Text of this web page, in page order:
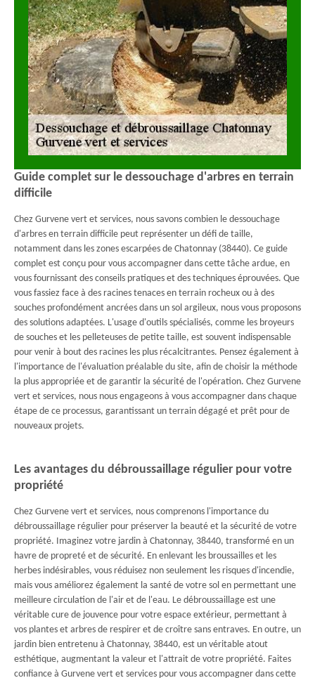
Guide complet sur le dessouchage d'arbres en terrain
difficile
Chez Gurvene vert et services, nous savons combien le dessouchage
d'arbres en terrain difficile peut représenter un défi de taille,
notamment dans les zones escarpées de Chatonnay (38440). Ce guide
complet est conçu pour vous accompagner dans cette tâche ardue, en
vous fournissant des conseils pratiques et des techniques éprouvées. Que
vous fassiez face à des racines tenaces en terrain rocheux ou à des
souches profondément ancrées dans un sol argileux, nous vous proposons
des solutions adaptées. L'usage d'outils spécialisés, comme les broyeurs
de souches et les pelleteuses de petite taille, est souvent indispensable
pour venir à bout des racines les plus récalcitrantes. Pensez également à
l'importance de l'évaluation préalable du site, afin de choisir la méthode
la plus appropriée et de garantir la sécurité de l'opération. Chez Gurvene
vert et services, nous nous engageons à vous accompagner dans chaque
étape de ce processus, garantissant un terrain dégagé et prêt pour de
nouveaux projets.
Les avantages du débroussaillage régulier pour votre
propriété
Chez Gurvene vert et services, nous comprenons l'importance du
débroussaillage régulier pour préserver la beauté et la sécurité de votre
propriété. Imaginez votre jardin à Chatonnay, 38440, transformé en un
havre de propreté et de sécurité. En enlevant les broussailles et les
herbes indésirables, vous réduisez non seulement les risques d'incendie,
mais vous améliorez également la santé de votre sol en permettant une
meilleure circulation de l'air et de l'eau. Le débroussaillage est une
véritable cure de jouvence pour votre espace extérieur, permettant à
vos plantes et arbres de respirer et de croître sans entraves. En outre, un
jardin bien entretenu à Chatonnay, 38440, est un véritable atout
esthétique, augmentant la valeur et l'attrait de votre propriété. Faites
confiance à Gurvene vert et services pour vous accompagner dans cette